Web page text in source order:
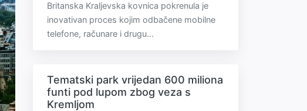
Britanska Kraljevska kovnica pokrenula je
inovativan proces kojim odbačene mobilne
telefone, računare i drugu...
Tematski park vrijedan 600 miliona
funti pod lupom zbog veza s
Kremljom